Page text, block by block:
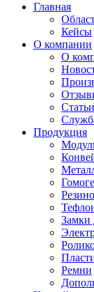
Главная
Кейсы
О компании
О
Статьи
Продукция
Замки
Ремни